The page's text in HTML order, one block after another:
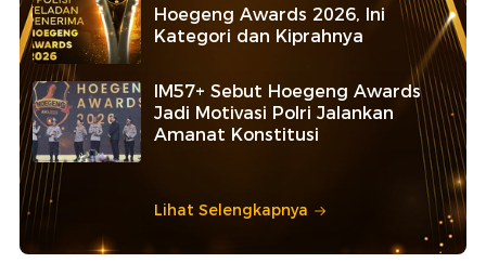
Hoegeng Awards 2026, Ini
Kategori dan Kiprahnya
IM57+ Sebut Hoegeng Awards
Jadi Motivasi Polri Jalankan
Amanat Konstitusi
Lihat Selengkapnya